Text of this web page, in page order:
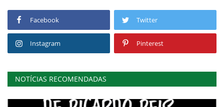
Facebook Twitter
Instagram Pinterest
NOTÍCIAS RECOMENDADAS